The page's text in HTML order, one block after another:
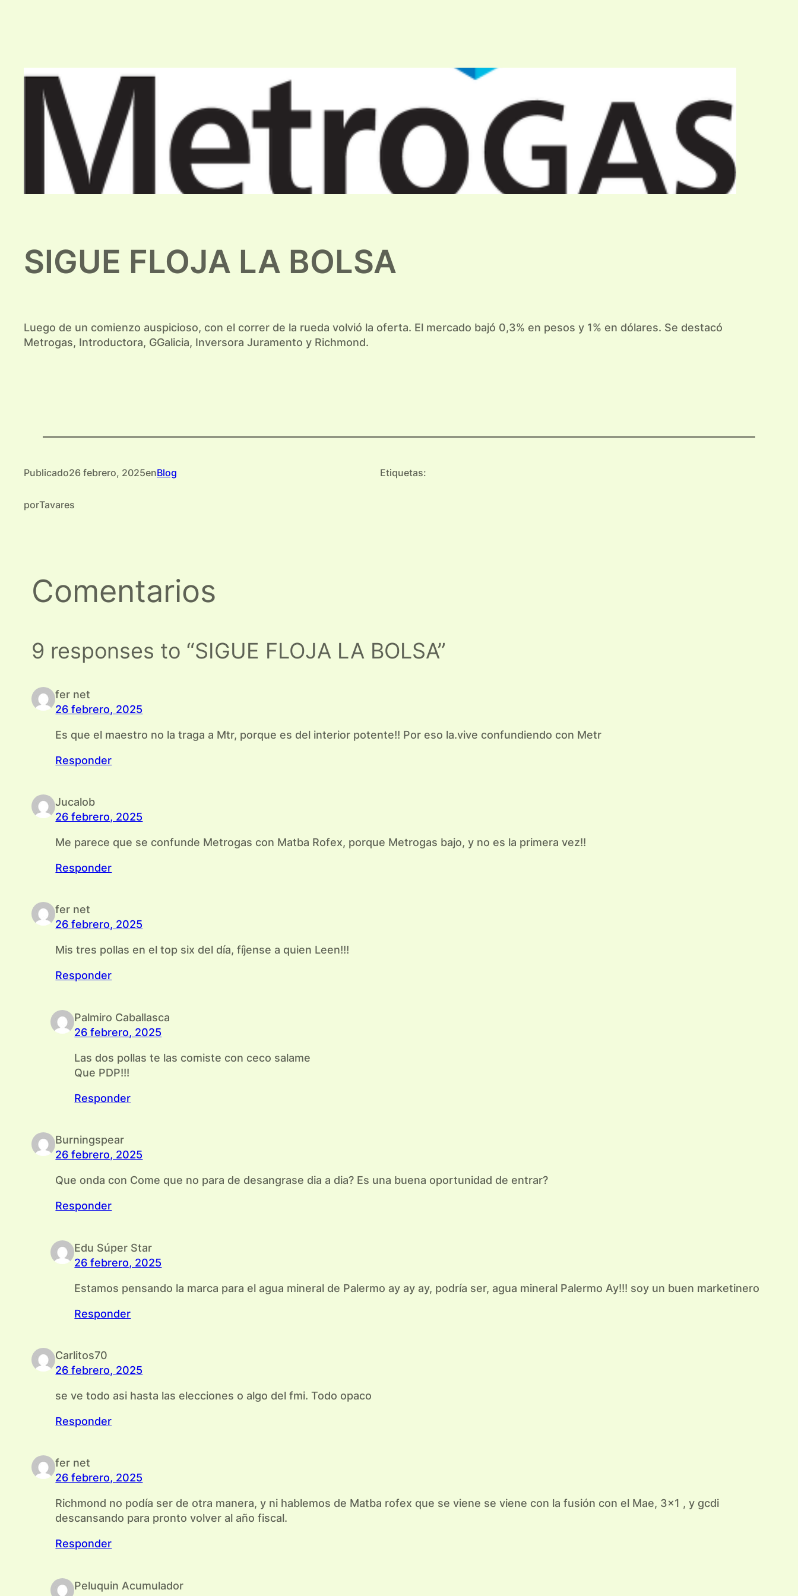
SIGUE FLOJA LA BOLSA
Luego de un comienzo auspicioso, con el correr de la rueda volvió la oferta. El mercado bajó 0,3% en pesos y 1% en dólares. Se destacó
Metrogas, Introductora, GGalicia, Inversora Juramento y Richmond.
Publicado26 febrero, 2025enBlog
porTavares
Etiquetas:
Comentarios
9 responses to “SIGUE FLOJA LA BOLSA”
fer net
26 febrero, 2025
Es que el maestro no la traga a Mtr, porque es del interior potente!! Por eso la.vive confundiendo con Metr
Responder
Jucalob
26 febrero, 2025
Me parece que se confunde Metrogas con Matba Rofex, porque Metrogas bajo, y no es la primera vez!!
Responder
fer net
26 febrero, 2025
Mis tres pollas en el top six del día, fíjense a quien Leen!!!
Responder
Palmiro Caballasca
26 febrero, 2025
Las dos pollas te las comiste con ceco salame
Que PDP!!!
Responder
Burningspear
26 febrero, 2025
Que onda con Come que no para de desangrase dia a dia? Es una buena oportunidad de entrar?
Responder
Edu Súper Star
26 febrero, 2025
Estamos pensando la marca para el agua mineral de Palermo ay ay ay, podría ser, agua mineral Palermo Ay!!! soy un buen marketinero
Responder
Carlitos70
26 febrero, 2025
se ve todo asi hasta las elecciones o algo del fmi. Todo opaco
Responder
fer net
26 febrero, 2025
Richmond no podía ser de otra manera, y ni hablemos de Matba rofex que se viene se viene con la fusión con el Mae, 3×1 , y gcdi
descansando para pronto volver al año fiscal.
Responder
Peluquin Acumulador